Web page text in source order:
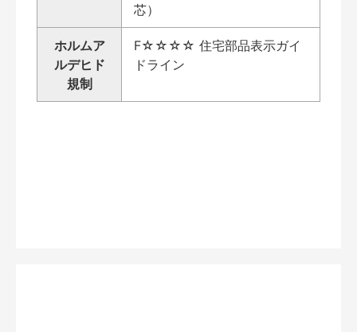
芯）
ホルムア
ルデヒド
規制
F☆☆☆☆ 住宅部品表示ガイ
ドライン